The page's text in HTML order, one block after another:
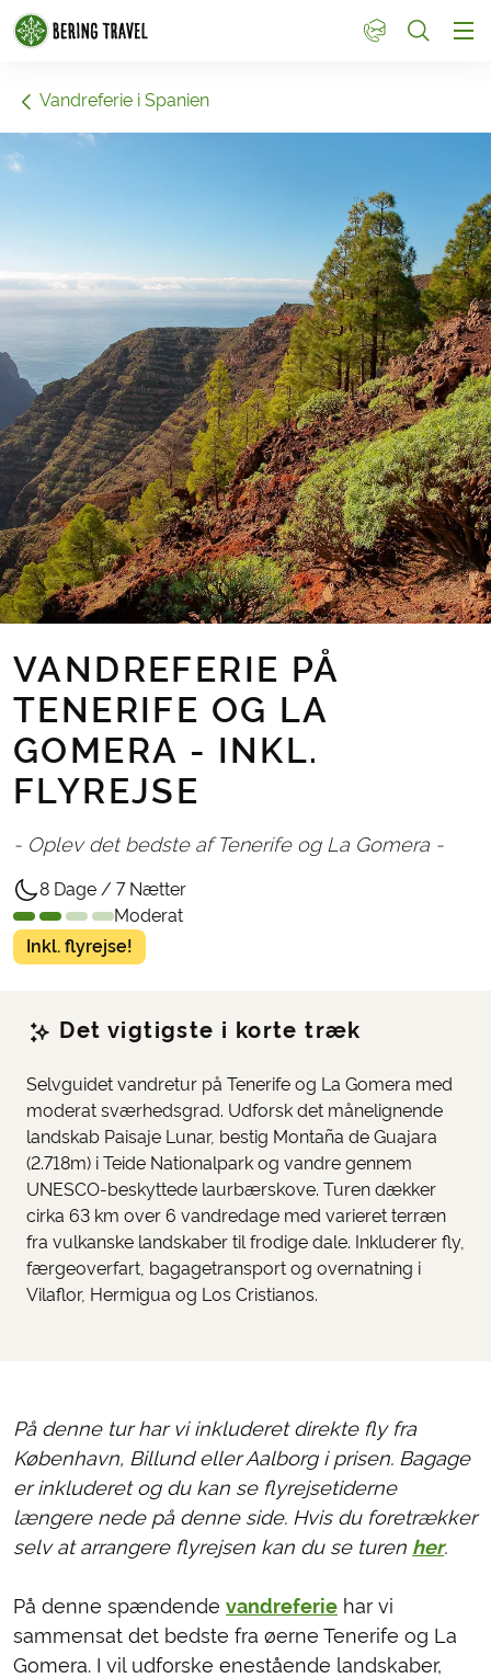
1
Vandreferie i Spanien
VANDREFERIE PÅ
TENERIFE OG LA
GOMERA - INKL.
FLYREJSE
- Oplev det bedste af Tenerife og La Gomera -
8 Dage / 7 Nætter
Moderat
Inkl. flyrejse!
Det vigtigste i korte træk
Selvguidet vandretur på Tenerife og La Gomera med
moderat sværhedsgrad. Udforsk det månelignende
landskab Paisaje Lunar, bestig Montaña de Guajara
(2.718m) i Teide Nationalpark og vandre gennem
UNESCO-beskyttede laurbærskove. Turen dækker
cirka 63 km over 6 vandredage med varieret terræn
fra vulkanske landskaber til frodige dale. Inkluderer fly,
færgeoverfart, bagagetransport og overnatning i
Vilaflor, Hermigua og Los Cristianos.
På denne tur har vi inkluderet direkte fly fra
København, Billund eller Aalborg i prisen. Bagage
er inkluderet og du kan se flyrejsetiderne
længere nede på denne side. Hvis du foretrækker
selv at arrangere flyrejsen kan du se turen her.
På denne spændendevandreferie har vi
sammensat det bedste fra øerne Tenerife og La
Gomera. I vil udforske enestående landskaber,